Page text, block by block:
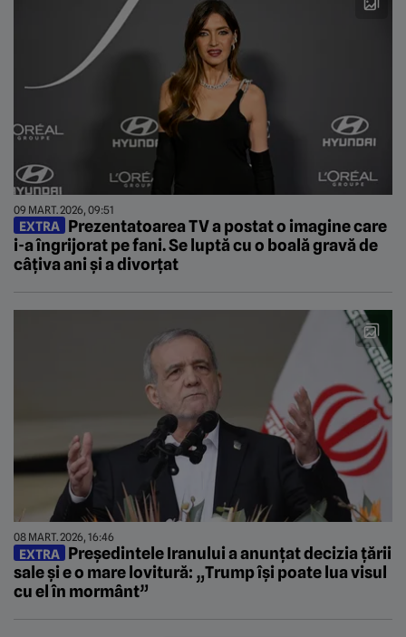
09 MART. 2026, 09:51
EXTRA
Prezentatoarea TV a postat o imagine care
i-a îngrijorat pe fani. Se luptă cu o boală gravă de
câțiva ani și a divorțat
08 MART. 2026, 16:46
EXTRA
Președintele Iranului a anunțat decizia țării
sale și e o mare lovitură: „Trump își poate lua visul
cu el în mormânt”